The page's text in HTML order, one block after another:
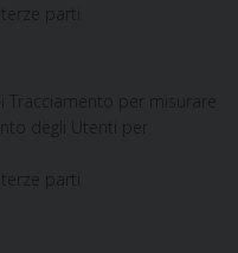
parti
per misurare
degli Utenti per
parti